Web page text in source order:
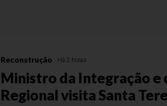
Reconstrução Há 2 horas
Ministro da Integração
Regional visita Santa